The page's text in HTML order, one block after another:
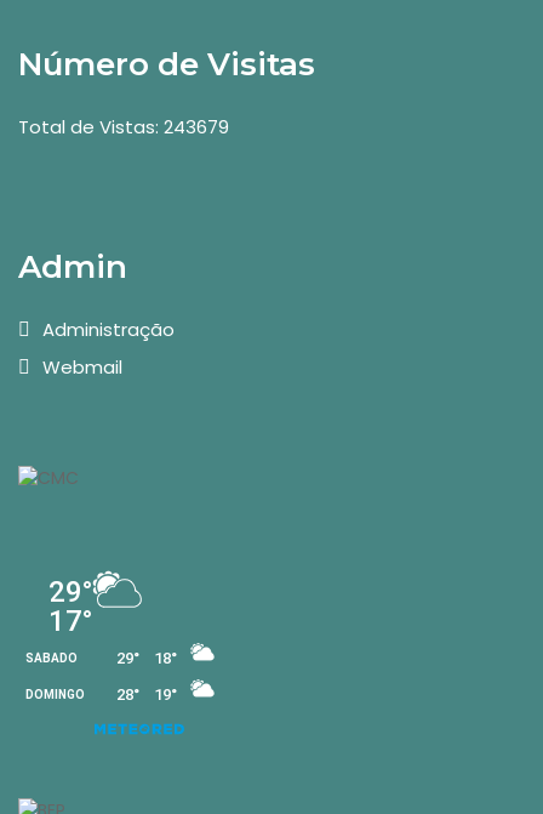
Número de Visitas
Total de Vistas: 243679
Admin
Administração
Webmail